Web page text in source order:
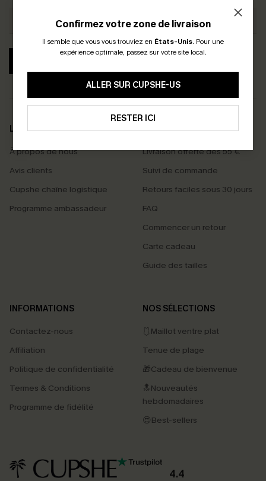
Confirmez votre zone de livraison
Il semble que vous vous trouviez en États-Unis. Pour une
expérience optimale, passez sur votre site local.
ALLER SUR CUPSHE-US
RESTER ICI
LA MARQUE
À propos de nous
Avis clients
Cupshe chaîne logistique
Programme ambassadeur
SERVICES
Livraison offerte dès 55 €
Suivi de commande
Retours faciles sous 30 jours
FAQ
Commencer un retour
Carte cadeau
Guide des tailles
INFORMATIONS
Contactez-nous
Affiliation
Politique de confidentialité
Termes & Conditions
Programme de fidélité
NOS SÉLECTIONS
🩱Maillot ventre plat
Tenue de plage
🎁Cadeau de bienvenue
🔝Nouveautés
hebdomadaires
😍Best-sellers
4.4